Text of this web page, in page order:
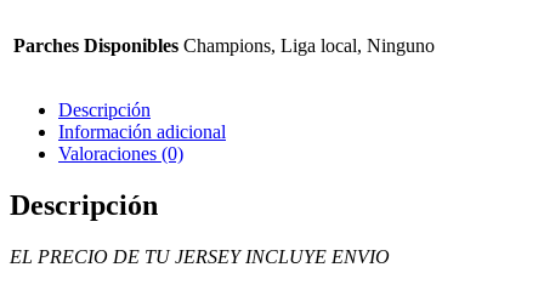
Parches Disponibles Champions, Liga local, Ninguno
Descripción
Información adicional
Valoraciones (0)
Descripción
EL PRECIO DE TU JERSEY INCLUYE ENVIO